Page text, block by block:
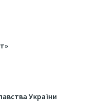
України